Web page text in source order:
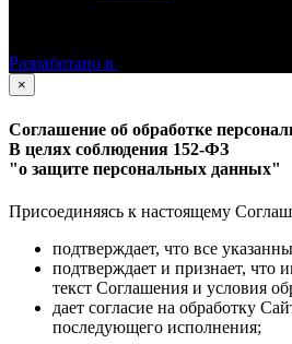
Разработано в
×
Соглашение об обработке
В целях соблюдения 152-ФЗ
"о защите персональных данных"
Присоединяясь к настоящему
подтверждает, что все
подтверждает и признает, что
текст Соглашения и условия
дает согласие на обработку
последующего исполнения;